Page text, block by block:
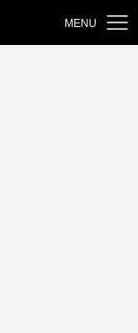
MENU